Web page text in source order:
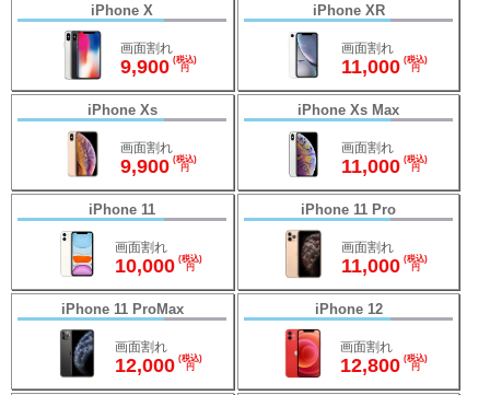
iPhone X
画面割れ
9,900 (税込)
円
iPhone XR
画面割れ
11,000 (税込)
円
iPhone Xs
画面割れ
9,900 (税込)
円
iPhone Xs Max
画面割れ
11,000 (税込)
円
iPhone 11
画面割れ
10,000 (税込)
円
iPhone 11 Pro
画面割れ
11,000 (税込)
円
iPhone 11 ProMax
画面割れ
12,000 (税込)
円
iPhone 12
画面割れ
12,800 (税込)
円